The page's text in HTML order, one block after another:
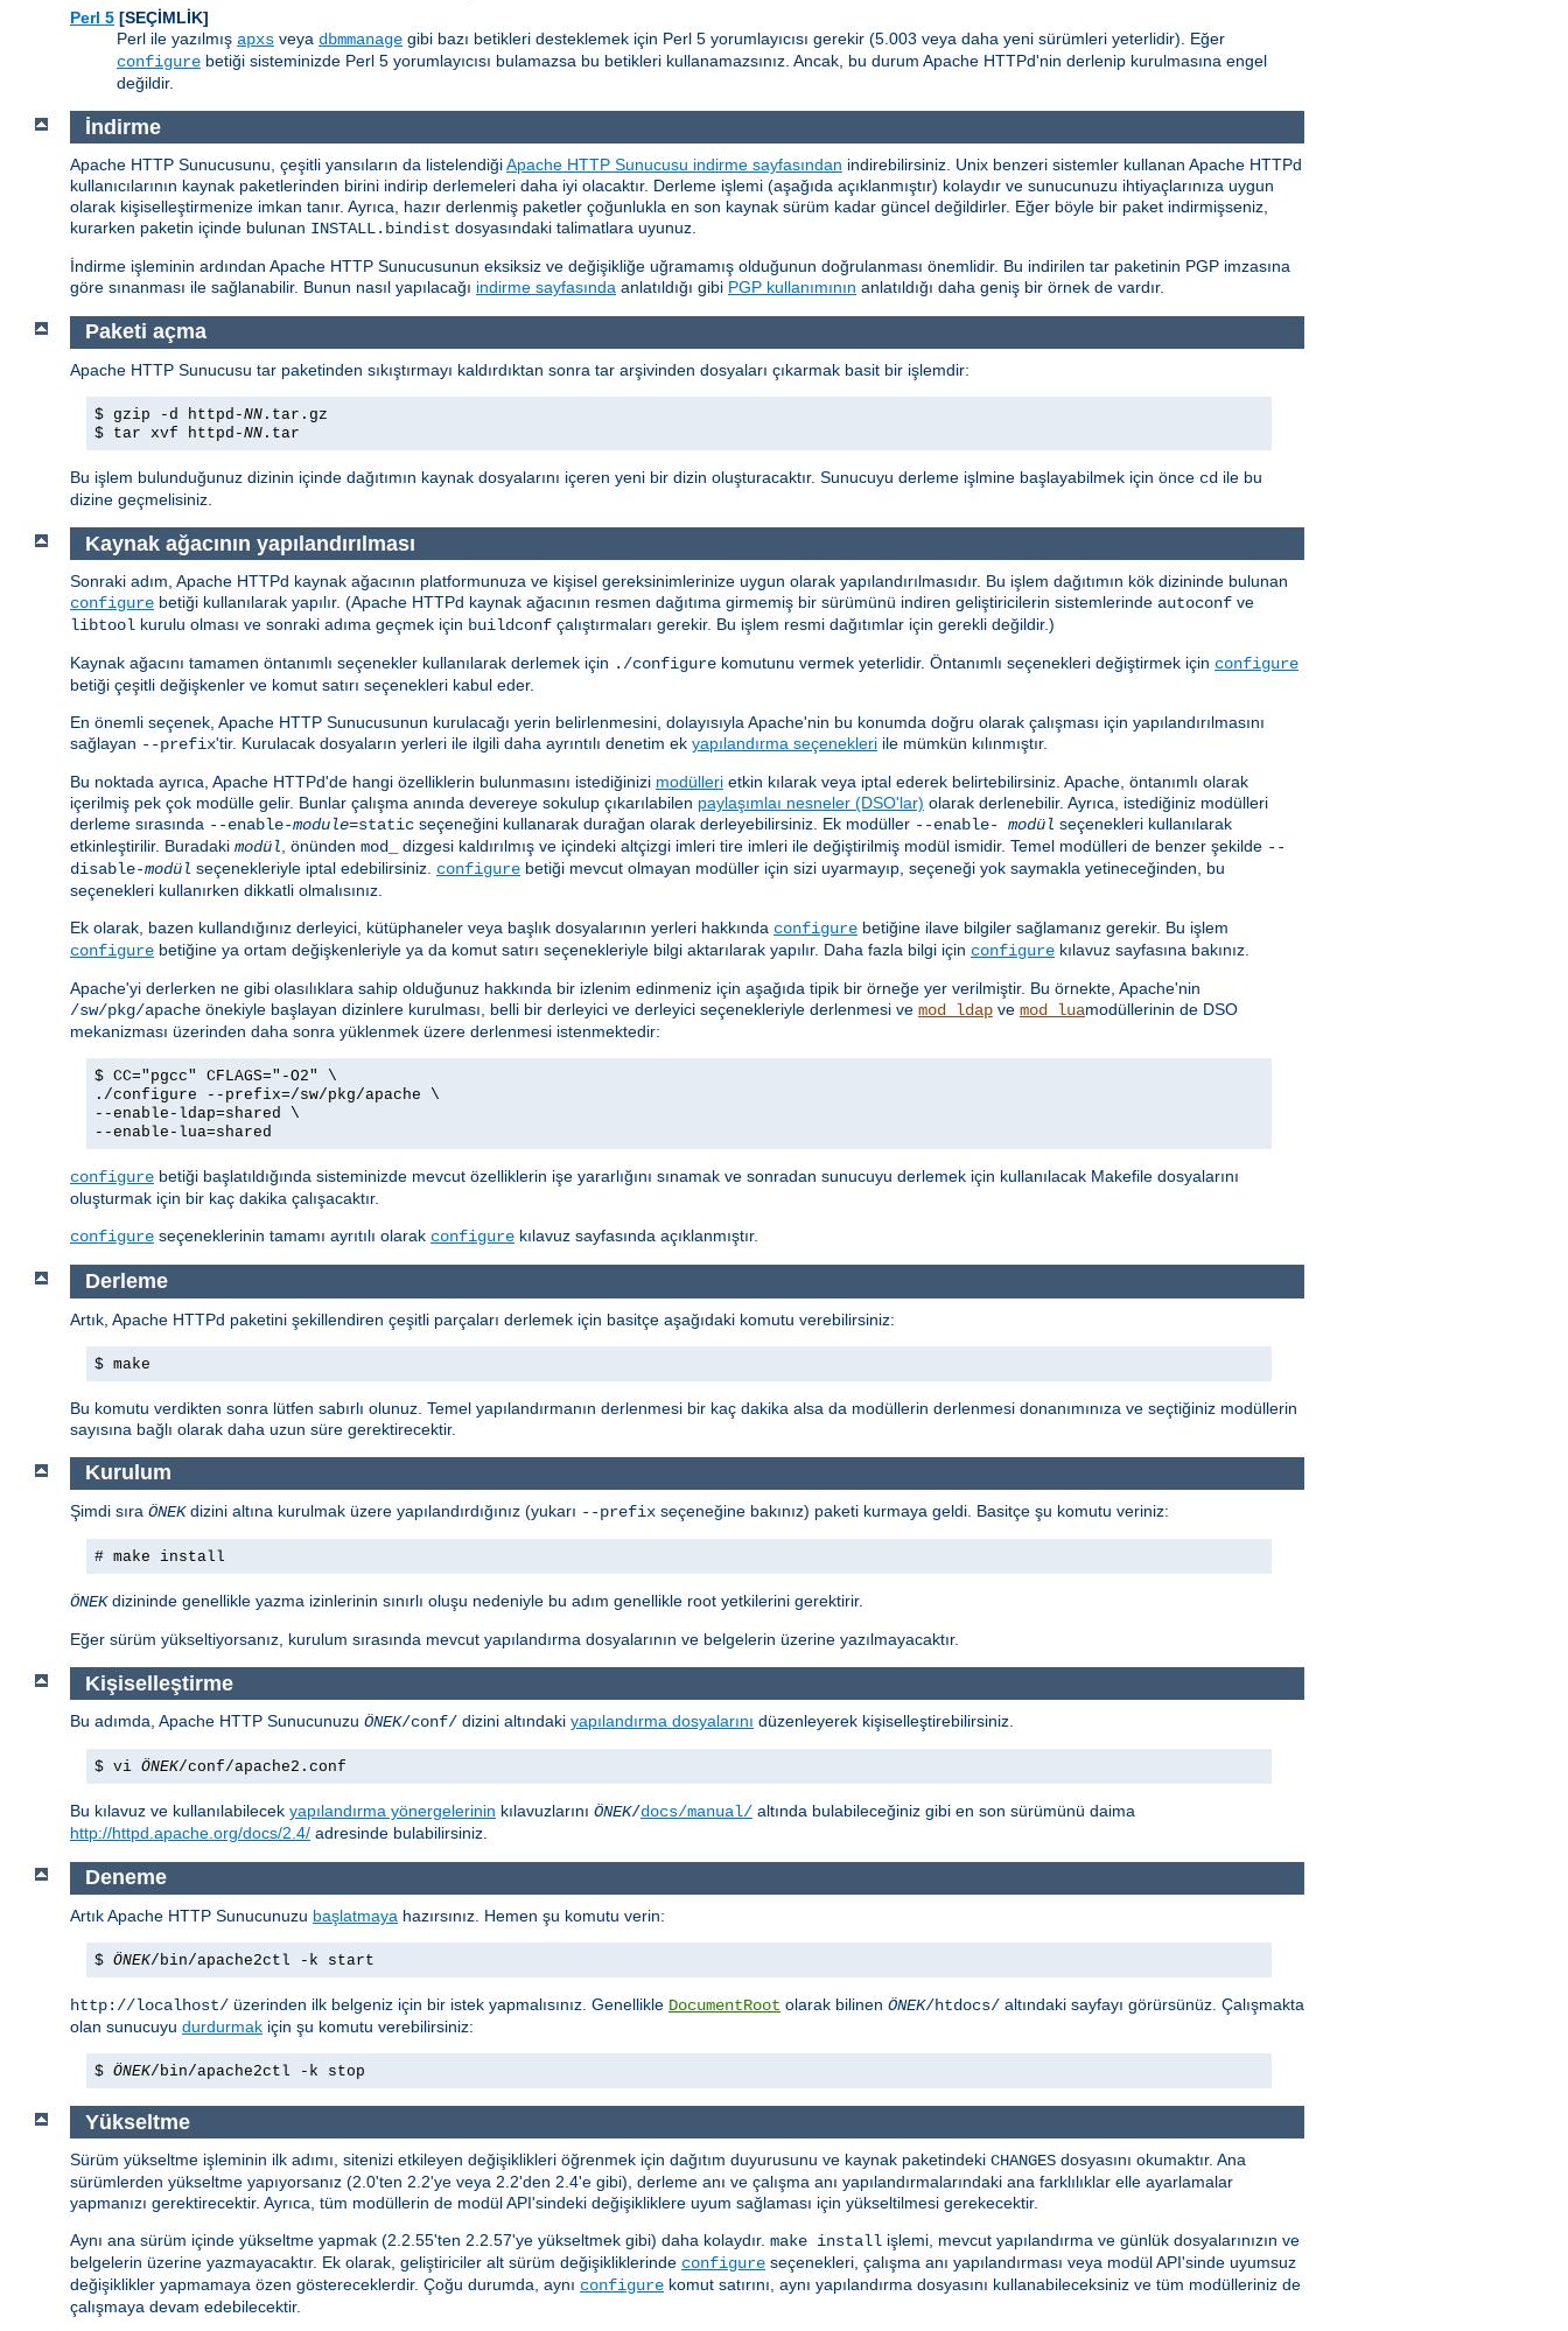
Perl 5 [SEÇİMLİK]
Perl ile yazılmış apxs veya dbmmanage gibi bazı betikleri desteklemek için Perl 5 yorumlayıcısı gerekir (5.003 veya daha yeni sürümleri yeterlidir). Eğer
configure betiği sisteminizde Perl 5 yorumlayıcısı bulamazsa bu betikleri kullanamazsınız. Ancak, bu durum Apache HTTPd'nin derlenip kurulmasına engel
değildir.
İndirme
Apache HTTP Sunucusunu, çeşitli yansıların da listelendiğiApache HTTP Sunucusu indirme sayfasından indirebilirsiniz. Unix benzeri sistemler kullanan Apache HTTPd
kullanıcılarının kaynak paketlerinden birini indirip derlemeleri daha iyi olacaktır. Derleme işlemi (aşağıda açıklanmıştır) kolaydır ve sunucunuzu ihtiyaçlarınıza uygun
olarak kişiselleştirmenize imkan tanır. Ayrıca, hazır derlenmiş paketler çoğunlukla en son kaynak sürüm kadar güncel değildirler. Eğer böyle bir paket indirmişseniz,
kurarken paketin içinde bulunan INSTALL.bindist dosyasındaki talimatlara uyunuz.
İndirme işleminin ardından Apache HTTP Sunucusunun eksiksiz ve değişikliğe uğramamış olduğunun doğrulanması önemlidir. Bu indirilen tar paketinin PGP imzasına
göre sınanması ile sağlanabilir. Bunun nasıl yapılacağı indirme sayfasında anlatıldığı gibi PGP kullanımının anlatıldığı daha geniş bir örnek de vardır.
Paketi açma
Apache HTTP Sunucusu tar paketinden sıkıştırmayı kaldırdıktan sonra tar arşivinden dosyaları çıkarmak basit bir işlemdir:
$ gzip -d httpd-NN .tar.gz
$ tar xvf httpd-NN .tar
Bu işlem bulunduğunuz dizinin içinde dağıtımın kaynak dosyalarını içeren yeni bir dizin oluşturacaktır. Sunucuyu derleme işlmine başlayabilmek için önce cd ile bu
dizine geçmelisiniz.
Kaynak ağacının yapılandırılması
Sonraki adım, Apache HTTPd kaynak ağacının platformunuza ve kişisel gereksinimlerinize uygun olarak yapılandırılmasıdır. Bu işlem dağıtımın kök dizininde bulunan
configure betiği kullanılarak yapılır. (Apache HTTPd kaynak ağacının resmen dağıtıma girmemiş bir sürümünü indiren geliştiricilerin sistemlerinde autoconf ve
libtool kurulu olması ve sonraki adıma geçmek için buildconf çalıştırmaları gerekir. Bu işlem resmi dağıtımlar için gerekli değildir.)
Kaynak ağacını tamamen öntanımlı seçenekler kullanılarak derlemek için ./configure komutunu vermek yeterlidir. Öntanımlı seçenekleri değiştirmek için configure
betiği çeşitli değişkenler ve komut satırı seçenekleri kabul eder.
En önemli seçenek, Apache HTTP Sunucusunun kurulacağı yerin belirlenmesini, dolayısıyla Apache'nin bu konumda doğru olarak çalışması için yapılandırılmasını
sağlayan --prefix'tir. Kurulacak dosyaların yerleri ile ilgili daha ayrıntılı denetim ek yapılandırma seçenekleri ile mümkün kılınmıştır.
Bu noktada ayrıca, Apache HTTPd'de hangi özelliklerin bulunmasını istediğinizi modülleri etkin kılarak veya iptal ederek belirtebilirsiniz. Apache, öntanımlı olarak
içerilmiş pek çok modülle gelir. Bunlar çalışma anında devereye sokulup çıkarılabilen paylaşımlaı nesneler (DSO'lar) olarak derlenebilir. Ayrıca, istediğiniz modülleri
derleme sırasında --enable-module=static seçeneğini kullanarak durağan olarak derleyebilirsiniz. Ek modüller --enable- modül seçenekleri kullanılarak
etkinleştirilir. Buradaki modül, önünden mod_ dizgesi kaldırılmış ve içindeki altçizgi imleri tire imleri ile değiştirilmiş modül ismidir. Temel modülleri de benzer şekilde --
disable-modül seçenekleriyle iptal edebilirsiniz. configure betiği mevcut olmayan modüller için sizi uyarmayıp, seçeneği yok saymakla yetineceğinden, bu
seçenekleri kullanırken dikkatli olmalısınız.
Ek olarak, bazen kullandığınız derleyici, kütüphaneler veya başlık dosyalarının yerleri hakkında configure betiğine ilave bilgiler sağlamanız gerekir. Bu işlem
configure betiğine ya ortam değişkenleriyle ya da komut satırı seçenekleriyle bilgi aktarılarak yapılır. Daha fazla bilgi için configure kılavuz sayfasına bakınız.
Apache'yi derlerken ne gibi olasılıklara sahip olduğunuz hakkında bir izlenim edinmeniz için aşağıda tipik bir örneğe yer verilmiştir. Bu örnekte, Apache'nin
/sw/pkg/apache önekiyle başlayan dizinlere kurulması, belli bir derleyici ve derleyici seçenekleriyle derlenmesi ve mod_ldap ve mod_luamodüllerinin de DSO
mekanizması üzerinden daha sonra yüklenmek üzere derlenmesi istenmektedir:
$ CC="pgcc" CFLAGS="-O2" \
./configure --prefix=/sw/pkg/apache \
--enable-ldap=shared \
--enable-lua=shared
configure betiği başlatıldığında sisteminizde mevcut özelliklerin işe yararlığını sınamak ve sonradan sunucuyu derlemek için kullanılacak Makefile dosyalarını
oluşturmak için bir kaç dakika çalışacaktır.
configure seçeneklerinin tamamı ayrıtılı olarak configure kılavuz sayfasında açıklanmıştır.
Derleme
Artık, Apache HTTPd paketini şekillendiren çeşitli parçaları derlemek için basitçe aşağıdaki komutu verebilirsiniz:
$ make
Bu komutu verdikten sonra lütfen sabırlı olunuz. Temel yapılandırmanın derlenmesi bir kaç dakika alsa da modüllerin derlenmesi donanımınıza ve seçtiğiniz modüllerin
sayısına bağlı olarak daha uzun süre gerektirecektir.
Kurulum
Şimdi sıra ÖNEKdizini altına kurulmak üzere yapılandırdığınız (yukarı --prefix seçeneğine bakınız) paketi kurmaya geldi. Basitçe şu komutu veriniz:
# make install
ÖNEKdizininde genellikle yazma izinlerinin sınırlı oluşu nedeniyle bu adım genellikle root yetkilerini gerektirir.
Eğer sürüm yükseltiyorsanız, kurulum sırasında mevcut yapılandırma dosyalarının ve belgelerin üzerine yazılmayacaktır.
Kişiselleştirme
Bu adımda, Apache HTTP Sunucunuzu ÖNEK/conf/ dizini altındaki yapılandırma dosyalarını düzenleyerek kişiselleştirebilirsiniz.
$ vi ÖNEK/conf/apache2.conf
Bu kılavuz ve kullanılabilecek yapılandırma yönergelerinin kılavuzlarını ÖNEK/docs/manual/ altında bulabileceğiniz gibi en son sürümünü daima
http://httpd.apache.org/docs/2.4/ adresinde bulabilirsiniz.
Deneme
Artık Apache HTTP Sunucunuzu başlatmaya hazırsınız. Hemen şu komutu verin:
$ ÖNEK/bin/apache2ctl -k start
http://localhost/ üzerinden ilk belgeniz için bir istek yapmalısınız. Genellikle DocumentRoot olarak bilinen ÖNEK/htdocs/ altındaki sayfayı görürsünüz. Çalışmakta
olan sunucuyu durdurmak için şu komutu verebilirsiniz:
$ ÖNEK/bin/apache2ctl -k stop
Yükseltme
Sürüm yükseltme işleminin ilk adımı, sitenizi etkileyen değişiklikleri öğrenmek için dağıtım duyurusunu ve kaynak paketindeki CHANGES dosyasını okumaktır. Ana
sürümlerden yükseltme yapıyorsanız (2.0'ten 2.2'ye veya 2.2'den 2.4'e gibi), derleme anı ve çalışma anı yapılandırmalarındaki ana farklılıklar elle ayarlamalar
yapmanızı gerektirecektir. Ayrıca, tüm modüllerin de modül API'sindeki değişikliklere uyum sağlaması için yükseltilmesi gerekecektir.
Aynı ana sürüm içinde yükseltme yapmak (2.2.55'ten 2.2.57'ye yükseltmek gibi) daha kolaydır. make install işlemi, mevcut yapılandırma ve günlük dosyalarınızın ve
belgelerin üzerine yazmayacaktır. Ek olarak, geliştiriciler alt sürüm değişikliklerinde configure seçenekleri, çalışma anı yapılandırması veya modül API'sinde uyumsuz
değişiklikler yapmamaya özen göstereceklerdir. Çoğu durumda, aynı configure komut satırını, aynı yapılandırma dosyasını kullanabileceksiniz ve tüm modülleriniz de
çalışmaya devam edebilecektir.